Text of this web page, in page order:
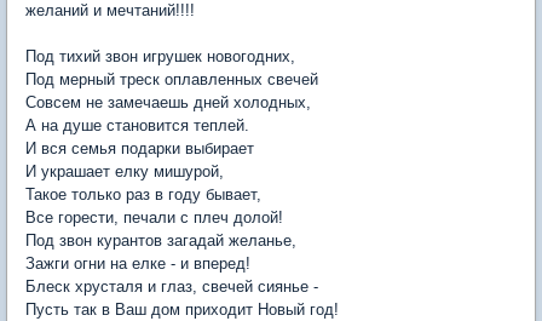
желаний и мечтаний!!!!
Под тихий звон игрушек новогодних,
Под мерный треск оплавленных свечей
Совсем не замечаешь дней холодных,
А на душе становится теплей.
И вся семья подарки выбирает
И украшает елку мишурой,
Такое только раз в году бывает,
Все горести, печали с плеч долой!
Под звон курантов загадай желанье,
Зажги огни на елке - и вперед!
Блеск хрусталя и глаз, свечей сиянье -
Пусть так в Ваш дом приходит Новый год!